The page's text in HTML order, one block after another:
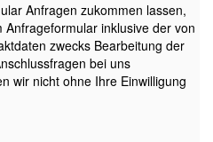
Anfragen zukommen lassen,
inklusive der von
zwecks Bearbeitung der
bei uns
wir nicht ohne Ihre Einwilligung